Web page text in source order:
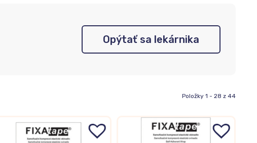
Opýtať sa lekárnika
Položky 1 - 28 z 44